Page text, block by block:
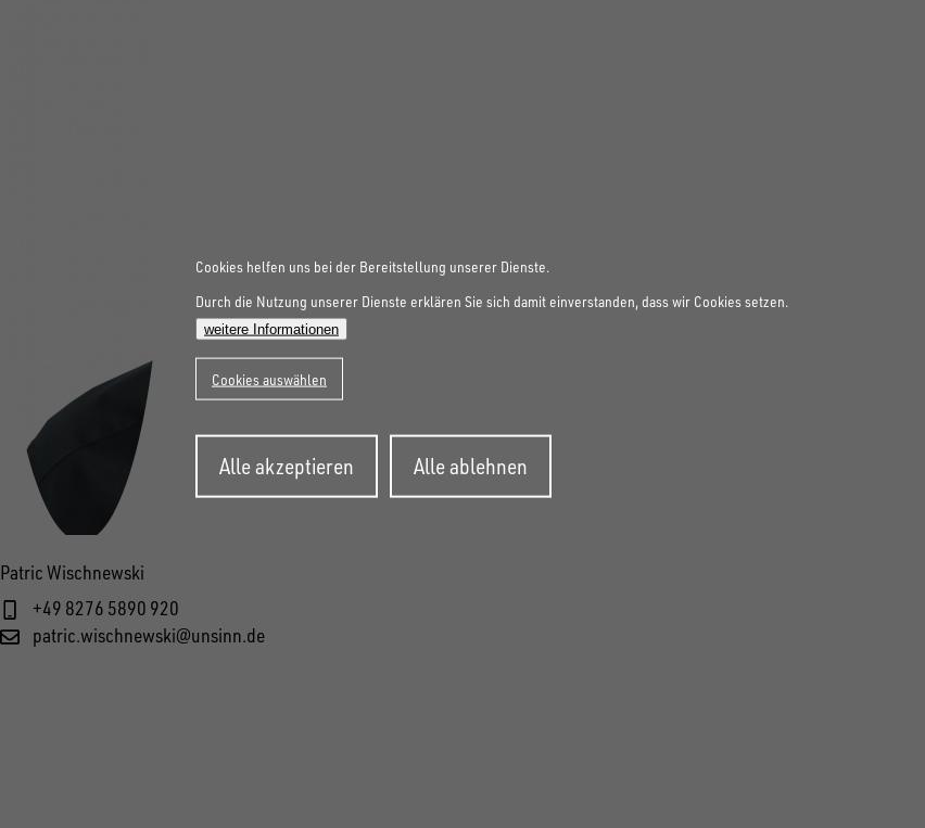
Patric Wischnewski
+49 8276 5890 920
patric.wischnewski@unsinn.de
Cookies helfen uns bei der Bereitstellung unserer Dienste.
Durch die Nutzung unserer Dienste erklären Sie sich damit einverstanden, dass wir Cookies setzen.
weitere Informationen
Cookies auswählen
Alle akzeptieren
zurückziehen
Alle ablehnen